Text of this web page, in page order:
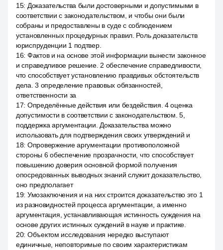
15: Доказательства были достоверными и допустимыми в
соответствии с законодательством, и чтобы они были
собраны и предоставлены в суде с соблюдением
установленных процедурных правил. Роль доказательств
юриспруденции 1 подтвер.
16: Фактов и на основе этой информации вынести законное
и справедливое решение. 2 обеспечение справедливости,
что способствует установлению правдивых обстоятельств
дела. 3 определение правовых обязанностей,
ответственности за
17: Определённые действия или бездействия. 4 оценка
допустимости в соответствии с законодательством. 5,
поддержка аргументации. Доказательства можно
использовать для подтверждения своих утверждений и
18: Опровержение аргументации противоположной
стороны 6 обеспечение прозрачности, что способствует
повышению доверия основной формой получения
опосредованных выводных знаний служит доказательство,
оно предполагает
19: Умозаключения и на них строится доказательство это 1
из разновидностей процесса аргументации, а именно
аргументация, устанавливающая истинность суждения на
основе других истинных суждений в науке и практике.
20: Объектом исследования нередко выступают
единичные, неповторимые по своим характеристикам